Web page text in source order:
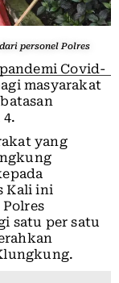
personel Polres
Covid-
masyarakat
yang
Kali ini
satu per satu